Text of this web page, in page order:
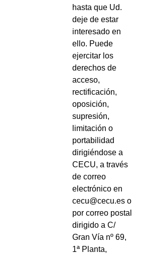
hasta que Ud.
deje de estar
interesado en
ello. Puede
ejercitar los
derechos de
acceso,
rectificación,
oposición,
supresión,
limitación o
portabilidad
dirigiéndose a
CECU, a través
de correo
electrónico en
cecu@cecu.es o
por correo postal
dirigido a C/
Gran Vía nº 69,
1ª Planta,